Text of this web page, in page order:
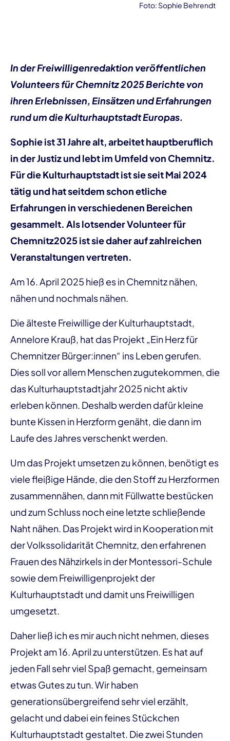
Foto: Sophie Behrendt
In der Freiwilligenredaktion veröffentlichen
Volunteers für Chemnitz 2025 Berichte von
ihren Erlebnissen, Einsätzen und Erfahrungen
rund um die Kulturhauptstadt Europas.
Sophie ist 31 Jahre alt, arbeitet hauptberuflich
in der Justiz und lebt im Umfeld von Chemnitz.
Für die Kulturhauptstadt ist sie seit Mai 2024
tätig und hat seitdem schon etliche
Erfahrungen in verschiedenen Bereichen
gesammelt. Als lotsender Volunteer für
Chemnitz2025 ist sie daher auf zahlreichen
Veranstaltungen vertreten.
Am 16. April 2025 hieß es in Chemnitz nähen,
nähen und nochmals nähen.
Die älteste Freiwillige der Kulturhauptstadt,
Annelore Krauß, hat das Projekt „Ein Herz für
Chemnitzer Bürger:innen“ ins Leben gerufen.
Dies soll vor allem Menschen zugutekommen, die
das Kulturhauptstadtjahr 2025 nicht aktiv
erleben können. Deshalb werden dafür kleine
bunte Kissen in Herzform genäht, die dann im
Laufe des Jahres verschenkt werden.
Um das Projekt umsetzen zu können, benötigt es
viele fleißige Hände, die den Stoff zu Herzformen
zusammennähen, dann mit Füllwatte bestücken
und zum Schluss noch eine letzte schließende
Naht nähen. Das Projekt wird in Kooperation mit
der Volkssolidarität Chemnitz, den erfahrenen
Frauen des Nähzirkels in der Montessori-Schule
sowie dem Freiwilligenprojekt der
Kulturhauptstadt und damit uns Freiwilligen
umgesetzt.
Daher ließ ich es mir auch nicht nehmen, dieses
Projekt am 16. April zu unterstützen. Es hat auf
jeden Fall sehr viel Spaß gemacht, gemeinsam
etwas Gutes zu tun. Wir haben
generationsübergreifend sehr viel erzählt,
gelacht und dabei ein feines Stückchen
Kulturhauptstadt gestaltet. Die zwei Stunden